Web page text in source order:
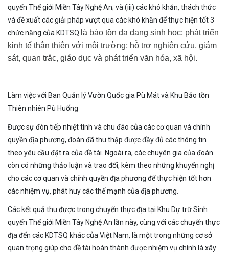
quyển Thế giới Miền Tây Nghệ An; và (iii) các khó khăn, thách thức
và đề xuất các giải pháp vượt qua các khó khăn để thực hiện tốt 3
chức năng của KDTSQ là bảo tồn đa dạng sinh học; phát triển
kinh tế thân thiện với môi trường; hỗ trợ nghiên cứu, giám
sát, quan trắc, giáo dục và phát triển văn hóa, xã hội.
Làm việc với Ban Quản lý Vườn Quốc gia Pù Mát và Khu Bảo tồn
Thiên nhiên Pù Huống
Được sự đón tiếp nhiệt tình và chu đáo của các cơ quan và chính
quyền địa phương, đoàn đã thu thập được đầy đủ các thông tin
theo yêu cầu đặt ra của đề tài. Ngoài ra, các chuyên gia của đoàn
còn có những thảo luận và trao đổi, kèm theo những khuyến nghị
cho các cơ quan và chính quyền địa phương để thực hiện tốt hơn
các nhiệm vụ, phát huy các thế mạnh của địa phương.
Các kết quả thu được trong chuyến thực địa tại Khu Dự trữ Sinh
quyển Thế giới Miền Tây Nghệ An lần này, cùng với các chuyến thực
địa đến các KDTSQ khác của Việt Nam, là một trong những cơ sở
quan trọng giúp cho đề tài hoàn thành được nhiệm vụ chính là xây